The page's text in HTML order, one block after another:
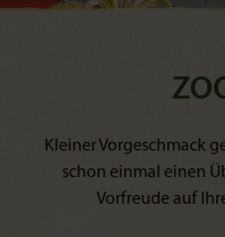
Kleiner Vorgeschmack
schon einmal einen
Vorfreude auf